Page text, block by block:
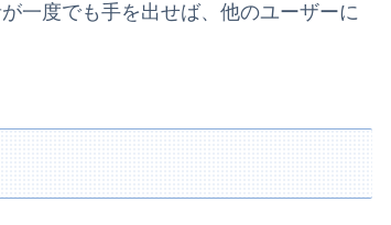
一度でも手を出せば、他のユーザーに